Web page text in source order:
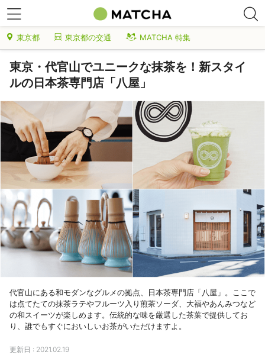
東京都 東京都の交通 MATCHA 特集
東京・代官山でユニークな抹茶を！新スタイ
ルの日本茶専門店「八屋」
代官山にある和モダンなグルメの拠点、日本茶専門店「八屋」。ここで
は点てたての抹茶ラテやフルーツ入り煎茶ソーダ、大福やあんみつなど
の和スイーツが楽しめます。伝統的な味を厳選した茶葉で提供してお
り、誰でもすぐにおいしいお茶がいただけますよ。
更新日 : 2021.02.19